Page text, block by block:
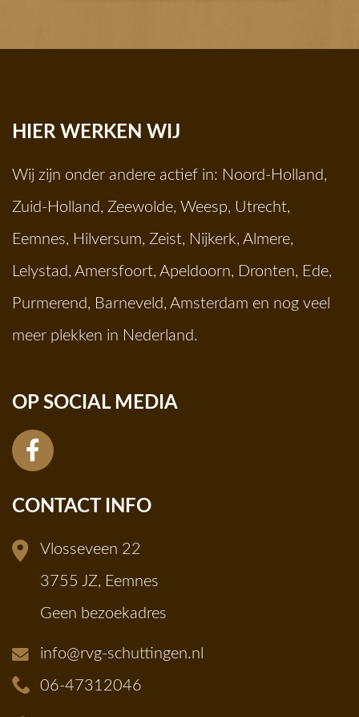
HIER WERKEN WIJ
Wij zijn onder andere actief in: Noord-Holland,
Zuid-Holland, Zeewolde, Weesp, Utrecht,
Eemnes, Hilversum, Zeist, Nijkerk, Almere,
Lelystad, Amersfoort, Apeldoorn, Dronten, Ede,
Purmerend, Barneveld, Amsterdam en nog veel
meer plekken in Nederland.
OP SOCIAL MEDIA
CONTACT INFO
Vlosseveen 22
3755 JZ, Eemnes
Geen bezoekadres
info@rvg-schuttingen.nl
06-47312046